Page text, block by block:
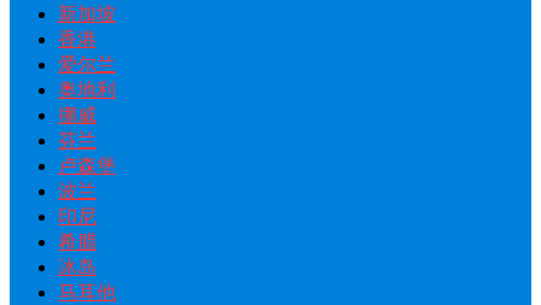
新加坡
香港
爱尔兰
奥地利
挪威
芬兰
卢森堡
波兰
印尼
希腊
冰岛
马耳他